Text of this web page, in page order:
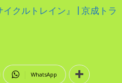
クルトレイン』 | 京成トラ
WhatsApp